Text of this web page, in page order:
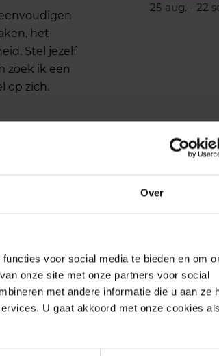
Over
voor social media te bieden en om
onze site met onze partners voor social
met andere informatie die u aan ze
U gaat akkoord met onze cookies
het
Stel jezelf
zoek ik een
op zich.
met waar
waar het
25 aug. - 22